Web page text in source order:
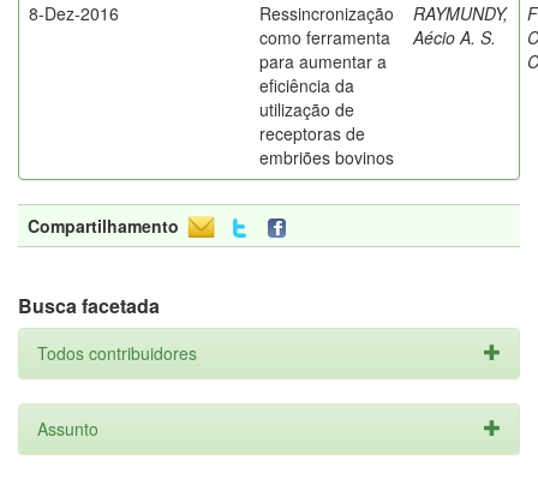
8-Dez-2016
Ressincronização
como ferramenta
para aumentar a
eficiência da
utilização de
receptoras de
embriões bovinos
RAYMUNDY,
Aécio A. S.
Compartilhamento
Busca facetada
Todos contribuidores
Assunto